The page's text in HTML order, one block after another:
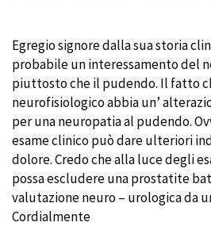
Egregio signore dalla sua storia
probabile un interessamento del
piuttosto che il pudendo. Il fatto
neurofisiologico abbia un’
per una neuropatia al pudendo.
esame clinico può dare ulteriori
dolore. Credo che alla luce degli
possa escludere una prostatite
valutazione neuro – urologica da
Cordialmente